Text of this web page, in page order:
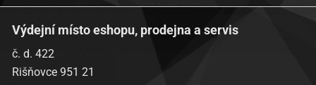
Výdejní místo eshopu, prodejna a servis
č. d. 422
Rišňovce 951 21